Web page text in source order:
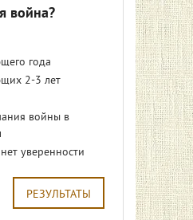
война?
года
2-3 лет
войны в
уверенности
РЕЗУЛЬТАТЫ